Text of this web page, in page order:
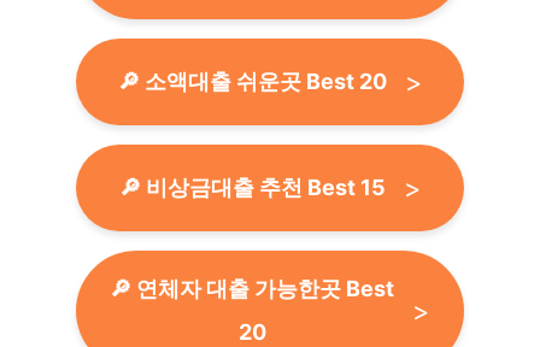
🔎 소액대출 쉬운곳 Best 20
🔎 비상금대출 추천 Best 15
🔎 연체자 대출 가능한곳 Best
20